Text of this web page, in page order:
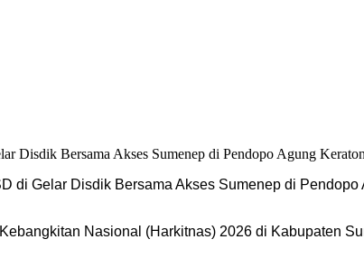
Gelar Disdik Bersama Akses Sumenep di
Nasional (Harkitnas) 2026 di Kabupaten